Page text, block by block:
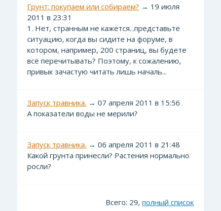
Грунт: покупаем или собираем? → 19 июля
2011 в 23:31
1. Нет, странным не кажется...представьте
ситуацию, когда вы сидите на форуме, в
котором, например, 200 страниц, вы будете
всё перечитывать? Поэтому, к сожалению,
привык зачастую читать лишь началь...
Запуск травника. → 07 апреля 2011 в 15:56
А показатели воды не мерили?
Запуск травника. → 06 апреля 2011 в 21:48
Какой грунта принесли? Растения нормально
росли?
Всего: 29, полный список